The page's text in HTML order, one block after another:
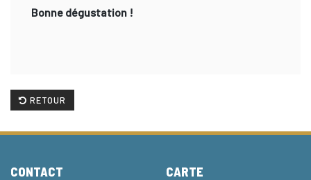
Bonne dégustation !
RETOUR
CONTACT CARTE